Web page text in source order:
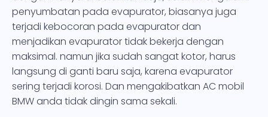
penyumbatan pada evapurator, biasanya juga
terjadi kebocoran pada evapurator dan
menjadikan evapurator tidak bekerja dengan
maksimal. namun jika sudah sangat kotor, harus
langsung di ganti baru saja, karena evapurator
sering terjadi korosi. Dan mengakibatkan AC mobil
BMW anda tidak dingin sama sekali.